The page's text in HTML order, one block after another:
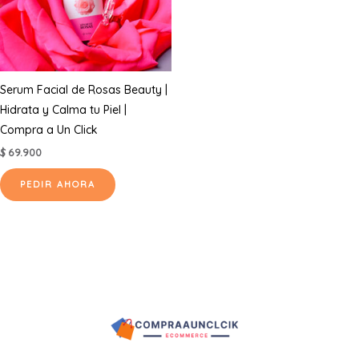
Serum Facial de Rosas Beauty |
Hidrata y Calma tu Piel |
Compra a Un Click
$ 69.900
PEDIR AHORA